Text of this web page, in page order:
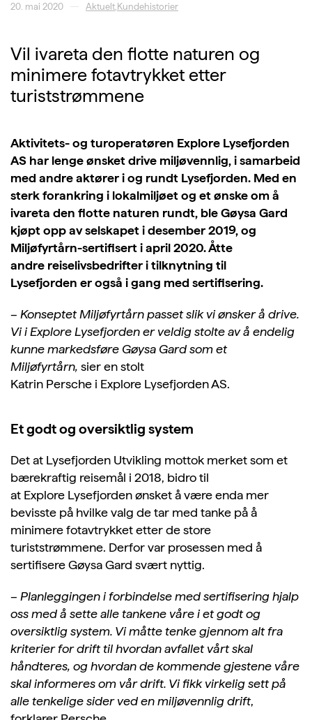
20. mai 2020 Aktuelt Kundehistorier
Vil ivareta den flotte naturen og
minimere fotavtrykket etter
turiststrømmene
Aktivitets- og turoperatøren Explore Lysefjorden
AS har lenge ønsket drive miljøvennlig, i samarbeid
med andre aktører i og rundt Lysefjorden. Med en
sterk forankring i lokalmiljøet og et ønske om å
ivareta den flotte naturen rundt, bleGøysa Gard
kjøpt opp av selskapet i desember 2019, og
Miljøfyrtårn-sertifisert i april 2020.Åtte
andre reiselivsbedrifteri tilknytning til
Lysefjorden erogså i gang med sertifisering.
– Konseptet Miljøfyrtårn passet slik vi ønsker å drive.
Vi iExploreLysefjorden er veldig stolte av å endelig
kunne markedsføre Gøysa Gard som et
Miljøfyrtårn, sier en stolt
Katrin Persche i Explore Lysefjorden AS.
Et godt og oversiktlig system
Det at Lysefjorden Utvikling mottok merket som et
bærekraftig reisemål i 2018, bidro til
at Explore Lysefjorden ønsket å være enda mer
bevisste på hvilke valg de tar med tanke på å
minimere fotavtrykket etter de store
turiststrømmene. Derfor var prosessen med å
sertifisereGøysaGard svært nyttig.
– Planleggingen i forbindelse med sertifisering hjalp
oss med å sette alle tankene våre i et godt og
oversiktlig system. Vi måtte tenke gjennom alt fra
kriterier for drift til hvordan avfallet vårt skal
håndteres, og hvordan de kommende gjestene våre
skal informeres om vår drift. Vi fikk virkelig sett på
alle tenkelige sider ved en miljøvennlig drift,